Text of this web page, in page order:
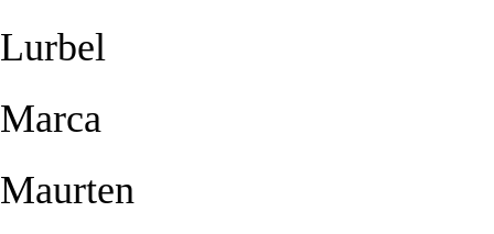
Lurbel
Marca
Maurten